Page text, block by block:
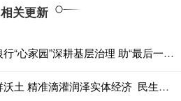
相关更新
股票配什么意思 上海农商银行“心家园”深耕基层治理 助“最后一公里”成“最美一公里”
广东股票配资 深耕产业集群沃土 精准滴灌润泽实体经济 民生银行以金融“活水”助力重庆摩托车产业高质量发展